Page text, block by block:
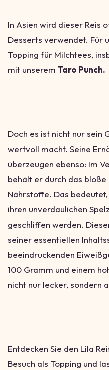
In Asien wird dieser Reis
Desserts verwendet. Für
Topping für Milchtees,
mit unserem Taro Punch.
Doch es ist nicht nur sein
wertvoll macht. Seine
überzeugen ebenso: Im
behält er durch das
Nährstoffe. Das
ihren unverdaulichen
geschliffen werden.
seiner essentiellen
beeindruckenden
100 Gramm und einem
nicht nur lecker, sondern
Entdecken Sie den Lila
Besuch als Topping und